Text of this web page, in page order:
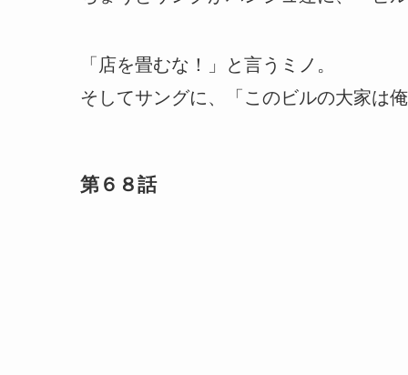
「店を畳むな！」と言うミノ。
そしてサングに、「このビルの大家は
第６８話